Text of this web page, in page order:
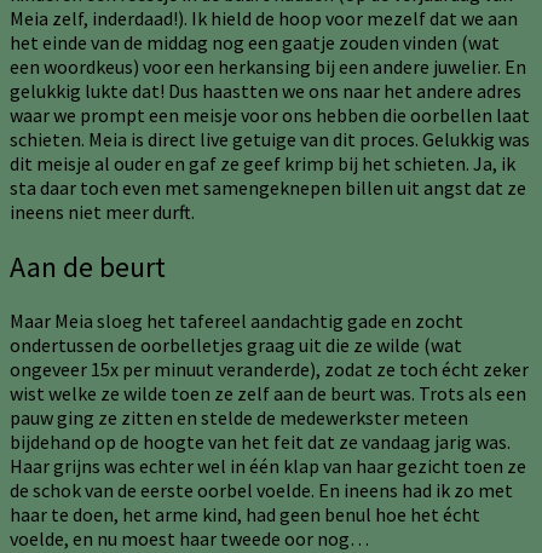
Meia zelf, inderdaad!). Ik hield de hoop voor mezelf dat we aan
het einde van de middag nog een gaatje zouden vinden (wat
een woordkeus) voor een herkansing bij een andere juwelier. En
gelukkig lukte dat! Dus haastten we ons naar het andere adres
waar we prompt een meisje voor ons hebben die oorbellen laat
schieten. Meia is direct live getuige van dit proces. Gelukkig was
dit meisje al ouder en gaf ze geef krimp bij het schieten. Ja, ik
sta daar toch even met samengeknepen billen uit angst dat ze
ineens niet meer durft.
Aan de beurt
Maar Meia sloeg het tafereel aandachtig gade en zocht
ondertussen de oorbelletjes graag uit die ze wilde (wat
ongeveer 15x per minuut veranderde), zodat ze toch écht zeker
wist welke ze wilde toen ze zelf aan de beurt was. Trots als een
pauw ging ze zitten en stelde de medewerkster meteen
bijdehand op de hoogte van het feit dat ze vandaag jarig was.
Haar grijns was echter wel in één klap van haar gezicht toen ze
de schok van de eerste oorbel voelde. En ineens had ik zo met
haar te doen, het arme kind, had geen benul hoe het écht
voelde, en nu moest haar tweede oor nog…